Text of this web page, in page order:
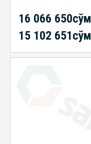
16 066 650сўм
15 102 651сўм